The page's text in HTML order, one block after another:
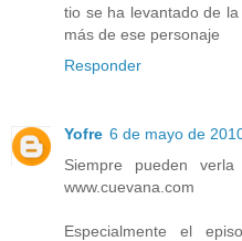
tio se ha levantado de
más de ese personaje
Responder
Yofre 6 de mayo de
Siempre pueden
www.cuevana.com
Especialmente el